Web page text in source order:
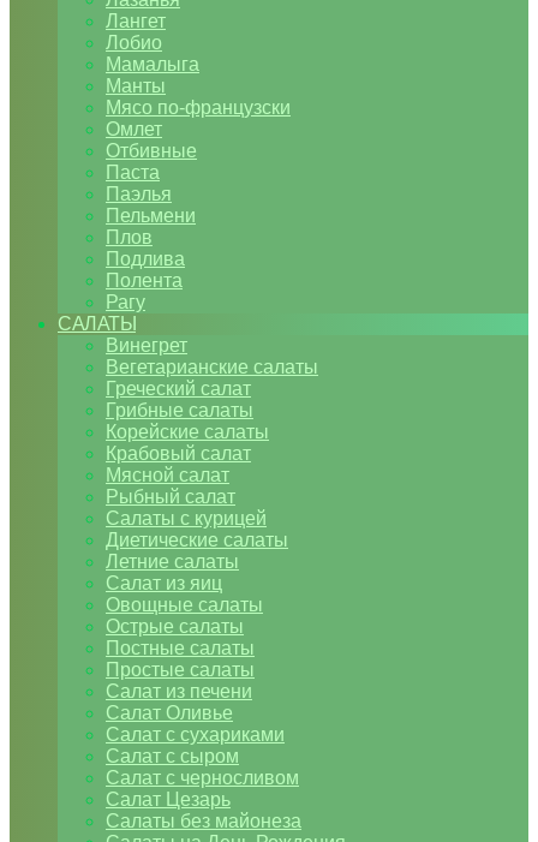
Лангет
Лобио
Мамалыга
Манты
Мясо по-французски
Омлет
Отбивные
Паста
Паэлья
Пельмени
Плов
Подлива
Полента
Рагу
САЛАТЫ
Винегрет
Вегетарианские салаты
Греческий салат
Грибные салаты
Корейские салаты
Крабовый салат
Мясной салат
Рыбный салат
Салаты с курицей
Диетические салаты
Летние салаты
Салат из яиц
Овощные салаты
Острые салаты
Постные салаты
Простые салаты
Салат из печени
Салат Оливье
Салат с сухариками
Салат с сыром
Салат с черносливом
Салат Цезарь
Салаты без майонеза